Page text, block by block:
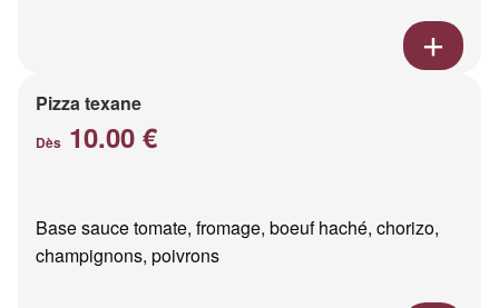
Pizza texane
Dès 10.00 €
Base sauce tomate, fromage, boeuf haché, chorizo,
champignons, poivrons